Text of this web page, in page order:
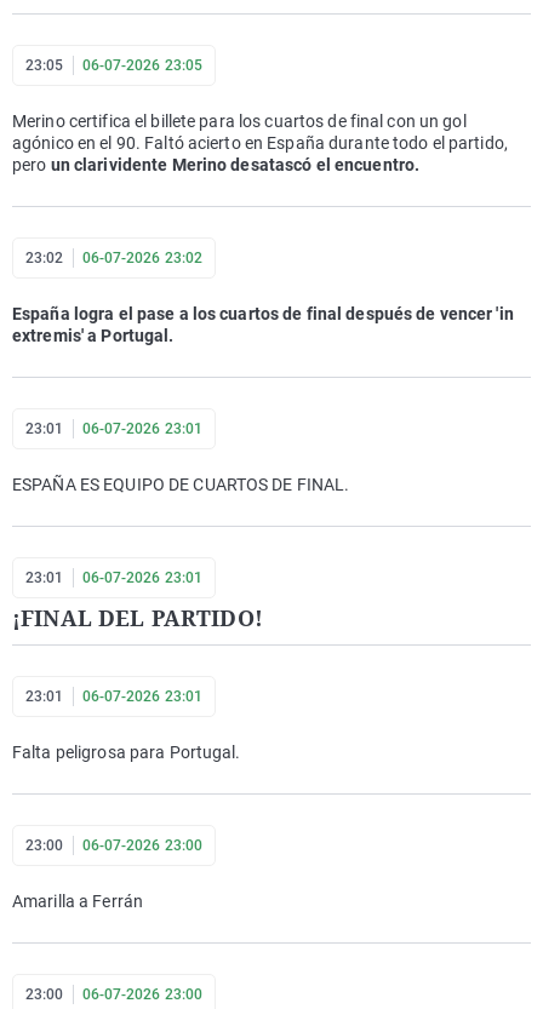
23:05 06-07-2026 23:05
Merino certifica el billete para los cuartos de final con un gol
agónico en el 90. Faltó acierto en España durante todo el partido,
pero un clarividente Merino desatascó el encuentro.
23:02 06-07-2026 23:02
España logra el pase a los cuartos de final después de vencer 'in
extremis' a Portugal.
23:01 06-07-2026 23:01
ESPAÑA ES EQUIPO DE CUARTOS DE FINAL.
23:01 06-07-2026 23:01
¡FINAL DEL PARTIDO!
23:01 06-07-2026 23:01
Falta peligrosa para Portugal.
23:00 06-07-2026 23:00
Amarilla a Ferrán
23:00 06-07-2026 23:00